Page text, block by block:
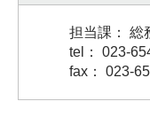
担当課： 総
tel： 023-
fax： 023-